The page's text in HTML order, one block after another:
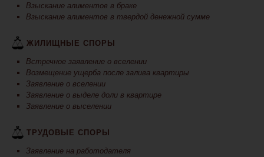
Взыскание алиментов в браке
Взыскание алиментов в твердой денежной сумме
ЖИЛИЩНЫЕ СПОРЫ
Встречное заявление о вселении
Возмещение ущерба после залива квартиры
Заявление о вселении
Заявление о выделе доли в квартире
Заявление о выселении
ТРУДОВЫЕ СПОРЫ
Заявление на работодателя